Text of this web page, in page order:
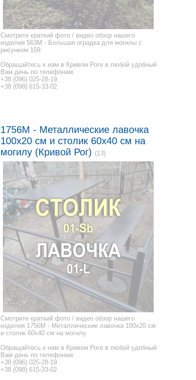
Смотрите краткий фото / видео обзор нашего
изделия 563M - Большая оградка для могилы с
рисунком 159.
Обращайтесь к нам в Кривом Роге в любой удобный
Вам день по телефонам:
+38 (096) 025-28-19;
+38 (098) 615-33-02
1756M - Металлические лавочка
100x20 см и столик 60x40 см на
могилу (Кривой Рог) (13)
Смотрите краткий фото / видео обзор нашего
изделия 1756M - Металлические лавочка 100x20 см
и столик 60x40 см на могилу.
Обращайтесь к нам в Кривом Роге в любой удобный
Вам день по телефонам:
+38 (096) 025-28-19
+38 (098) 615-33-02